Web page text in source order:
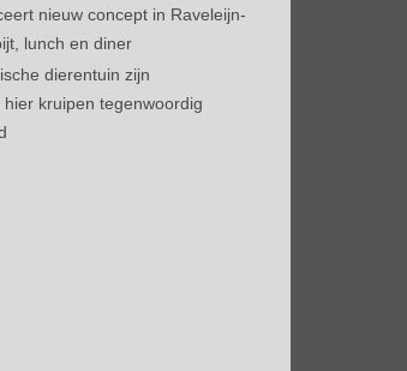
nieuw concept in Raveleijn-
lunch en diner
dierentuin zijn
kruipen tegenwoordig